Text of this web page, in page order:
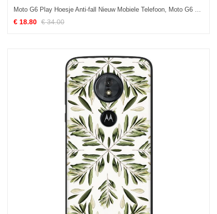
Moto G6 Play Hoesje Anti-fall Nieuw Mobiele Telefoon, Moto G6 Play Hoesje Hoes Scheppend
€ 18.80 € 34.00